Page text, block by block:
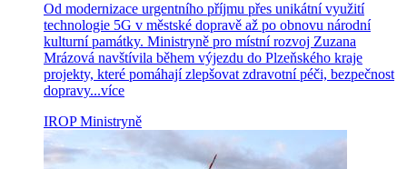
Od modernizace urgentního příjmu přes unikátní využití
technologie 5G v městské dopravě až po obnovu národní
kulturní památky. Ministryně pro místní rozvoj Zuzana
Mrázová navštívila během výjezdu do Plzeňského kraje
projekty, které pomáhají zlepšovat zdravotní péči, bezpečnost
dopravy...více
IROP Ministryně